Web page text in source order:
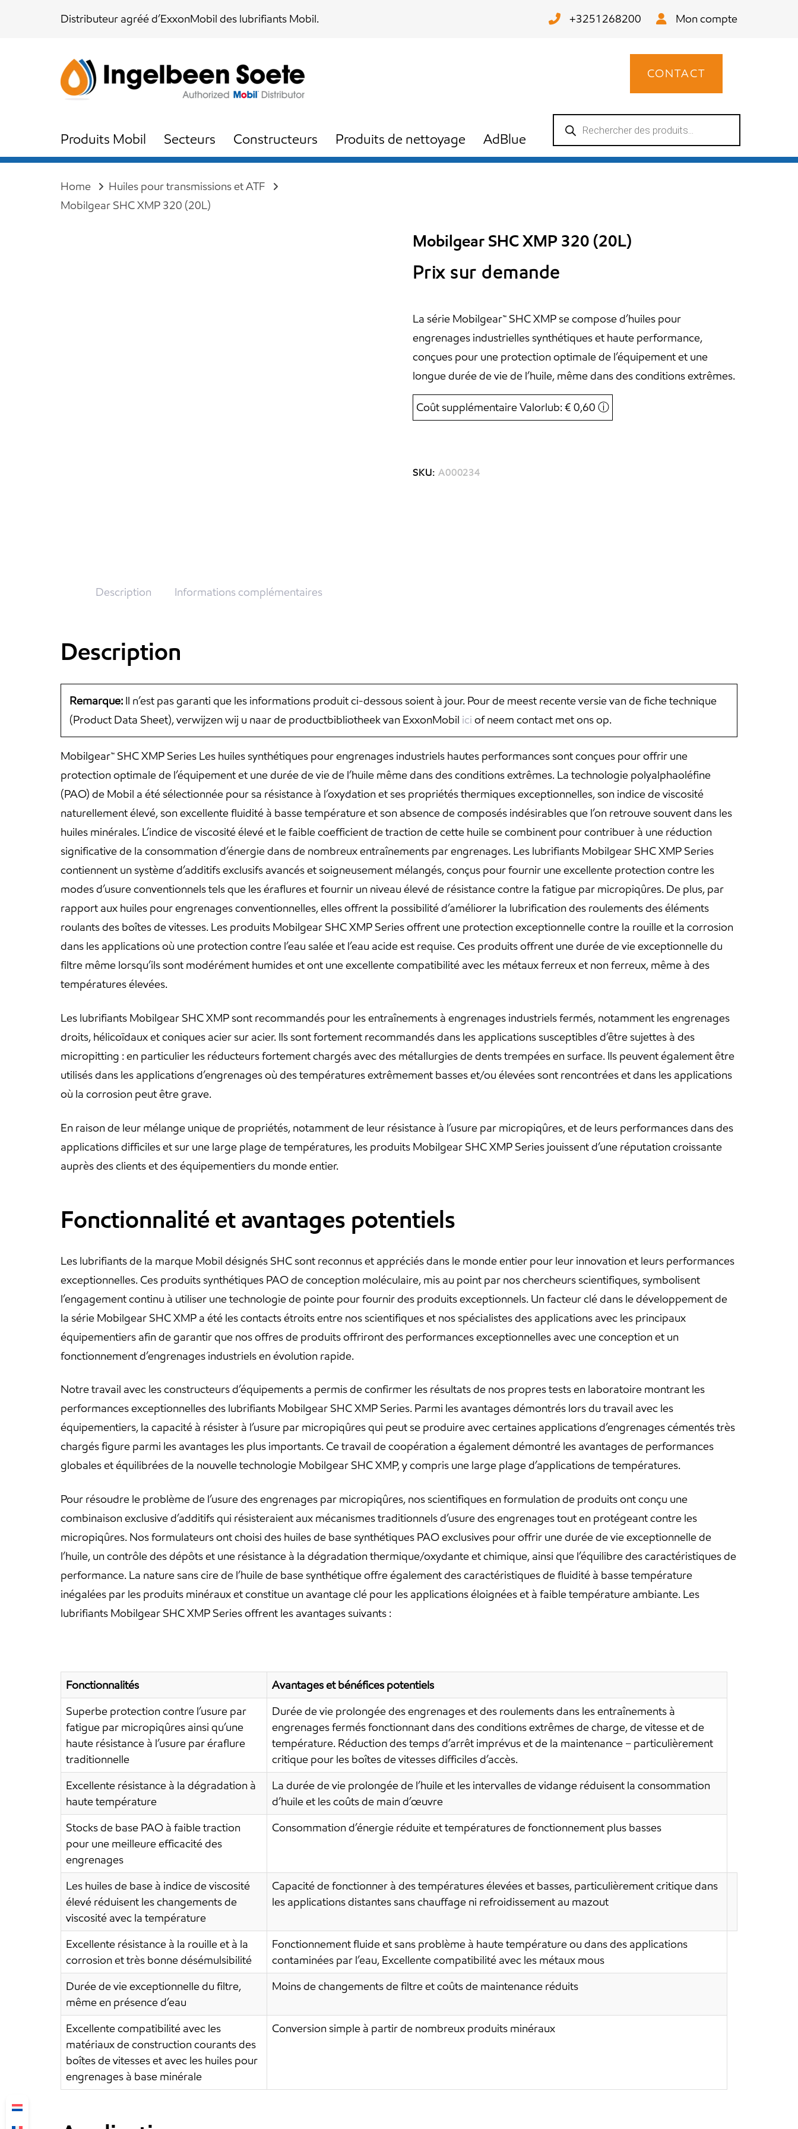
Distributeur agréé d’ExxonMobil des lubrifiants Mobil. +3251268200 Mon compte
CONTACT
Produits Mobil Secteurs Constructeurs Produits de nettoyage AdBlue
Recherche
produits
Home
Huiles pour transmissions et ATF
Mobilgear SHC XMP 320 (20L)
Mobilgear SHC XMP 320 (20L)
Prix sur demande
La série Mobilgear™ SHC XMP se compose d’huiles pour
engrenages industrielles synthétiques et haute performance,
conçues pour une protection optimale de l’équipement et une
longue durée de vie de l’huile, même dans des conditions extrêmes.
Coût supplémentaire Valorlub: € 0,60 ⓘ
SKU: A000234
Description Informations complémentaires
Description
Remarque: Il n’est pas garanti que les informations produit ci-dessous soient à jour. Pour de meest recente versie van de fiche technique
(Product Data Sheet), verwijzen wij u naar de productbibliotheek van ExxonMobil ici of neem contact met ons op.
Mobilgear™ SHC XMP Series Les huiles synthétiques pour engrenages industriels hautes performances sont conçues pour offrir une
protection optimale de l’équipement et une durée de vie de l’huile même dans des conditions extrêmes. La technologie polyalphaoléfine
(PAO) de Mobil a été sélectionnée pour sa résistance à l’oxydation et ses propriétés thermiques exceptionnelles, son indice de viscosité
naturellement élevé, son excellente fluidité à basse température et son absence de composés indésirables que l’on retrouve souvent dans les
huiles minérales. L’indice de viscosité élevé et le faible coefficient de traction de cette huile se combinent pour contribuer à une réduction
significative de la consommation d’énergie dans de nombreux entraînements par engrenages. Les lubrifiants Mobilgear SHC XMP Series
contiennent un système d’additifs exclusifs avancés et soigneusement mélangés, conçus pour fournir une excellente protection contre les
modes d’usure conventionnels tels que les éraflures et fournir un niveau élevé de résistance contre la fatigue par micropiqûres. De plus, par
rapport aux huiles pour engrenages conventionnelles, elles offrent la possibilité d’améliorer la lubrification des roulements des éléments
roulants des boîtes de vitesses. Les produits Mobilgear SHC XMP Series offrent une protection exceptionnelle contre la rouille et la corrosion
dans les applications où une protection contre l’eau salée et l’eau acide est requise. Ces produits offrent une durée de vie exceptionnelle du
filtre même lorsqu’ils sont modérément humides et ont une excellente compatibilité avec les métaux ferreux et non ferreux, même à des
températures élevées.
Les lubrifiants Mobilgear SHC XMP sont recommandés pour les entraînements à engrenages industriels fermés, notamment les engrenages
droits, hélicoïdaux et coniques acier sur acier. Ils sont fortement recommandés dans les applications susceptibles d’être sujettes à des
micropitting : en particulier les réducteurs fortement chargés avec des métallurgies de dents trempées en surface. Ils peuvent également être
utilisés dans les applications d’engrenages où des températures extrêmement basses et/ou élevées sont rencontrées et dans les applications
où la corrosion peut être grave.
En raison de leur mélange unique de propriétés, notamment de leur résistance à l’usure par micropiqûres, et de leurs performances dans des
applications difficiles et sur une large plage de températures, les produits Mobilgear SHC XMP Series jouissent d’une réputation croissante
auprès des clients et des équipementiers du monde entier.
Fonctionnalité et avantages potentiels
Les lubrifiants de la marque Mobil désignés SHC sont reconnus et appréciés dans le monde entier pour leur innovation et leurs performances
exceptionnelles. Ces produits synthétiques PAO de conception moléculaire, mis au point par nos chercheurs scientifiques, symbolisent
l’engagement continu à utiliser une technologie de pointe pour fournir des produits exceptionnels. Un facteur clé dans le développement de
la série Mobilgear SHC XMP a été les contacts étroits entre nos scientifiques et nos spécialistes des applications avec les principaux
équipementiers afin de garantir que nos offres de produits offriront des performances exceptionnelles avec une conception et un
fonctionnement d’engrenages industriels en évolution rapide.
Notre travail avec les constructeurs d’équipements a permis de confirmer les résultats de nos propres tests en laboratoire montrant les
performances exceptionnelles des lubrifiants Mobilgear SHC XMP Series. Parmi les avantages démontrés lors du travail avec les
équipementiers, la capacité à résister à l’usure par micropiqûres qui peut se produire avec certaines applications d’engrenages cémentés très
chargés figure parmi les avantages les plus importants. Ce travail de coopération a également démontré les avantages de performances
globales et équilibrées de la nouvelle technologie Mobilgear SHC XMP, y compris une large plage d’applications de températures.
Pour résoudre le problème de l’usure des engrenages par micropiqûres, nos scientifiques en formulation de produits ont conçu une
combinaison exclusive d’additifs qui résisteraient aux mécanismes traditionnels d’usure des engrenages tout en protégeant contre les
micropiqûres. Nos formulateurs ont choisi des huiles de base synthétiques PAO exclusives pour offrir une durée de vie exceptionnelle de
l’huile, un contrôle des dépôts et une résistance à la dégradation thermique/oxydante et chimique, ainsi que l’équilibre des caractéristiques de
performance. La nature sans cire de l’huile de base synthétique offre également des caractéristiques de fluidité à basse température
inégalées par les produits minéraux et constitue un avantage clé pour les applications éloignées et à faible température ambiante. Les
lubrifiants Mobilgear SHC XMP Series offrent les avantages suivants :
Fonctionnalités
Avantages et bénéfices potentiels
Superbe protection contre l’usure par
fatigue par micropiqûres ainsi qu’une
haute résistance à l’usure par éraflure
traditionnelle
Durée de vie prolongée des engrenages et des roulements dans les entraînements à
engrenages fermés fonctionnant dans des conditions extrêmes de charge, de vitesse et de
température. Réduction des temps d’arrêt imprévus et de la maintenance – particulièrement
critique pour les boîtes de vitesses difficiles d’accès.
Excellente résistance à la dégradation à
haute température
La durée de vie prolongée de l’huile et les intervalles de vidange réduisent la consommation
d’huile et les coûts de main d’œuvre
Stocks de base PAO à faible traction
pour une meilleure efficacité des
engrenages
Consommation d’énergie réduite et températures de fonctionnement plus basses
Les huiles de base à indice de viscosité
élevé réduisent les changements de
viscosité avec la température
Capacité de fonctionner à des températures élevées et basses, particulièrement critique dans
les applications distantes sans chauffage ni refroidissement au mazout
Excellente résistance à la rouille et à la
corrosion et très bonne désémulsibilité
Fonctionnement fluide et sans problème à haute température ou dans des applications
contaminées par l’eau, Excellente compatibilité avec les métaux mous
Durée de vie exceptionnelle du filtre,
même en présence d’eau
Moins de changements de filtre et coûts de maintenance réduits
Excellente compatibilité avec les
matériaux de construction courants des
boîtes de vitesses et avec les huiles pour
engrenages à base minérale
Conversion simple à partir de nombreux produits minéraux